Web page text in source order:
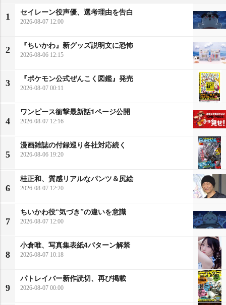
1
セイレーン役声優、選考理由を告白
2026-08-07 12:00
2
『ちいかわ』新グッズ説明文に恐怖
2026-08-06 12:15
3
『ポケモン公式ぜんこく図鑑』発売
2026-08-07 00:11
4
ワンピース衝撃最新話1ページ公開
2026-08-07 12:16
5
漫画雑誌の付録巡り各社対応続く
2026-08-06 19:20
6
桂正和、質感リアルなパンツ＆尻絵
2026-08-07 12:20
7
ちいかわ役“気づき”の違いを意識
2026-08-07 12:00
8
小倉唯、写真集表紙4パターン解禁
2026-08-07 10:18
9
パトレイバー新作読切、再び掲載
2026-08-07 00:00